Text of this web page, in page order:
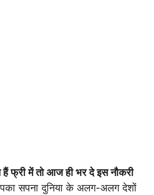
हैं फ्री में तो आज ही भर दे इस नौकरी
सपना दुनिया के अलग-अलग देशों